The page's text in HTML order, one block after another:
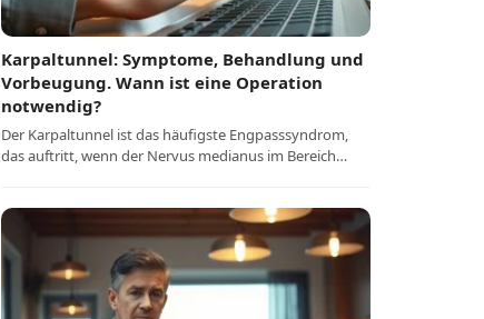
Karpaltunnel: Symptome, Behandlung und
Vorbeugung. Wann ist eine Operation
notwendig?
Der Karpaltunnel ist das häufigste Engpasssyndrom,
das auftritt, wenn der Nervus medianus im Bereich…